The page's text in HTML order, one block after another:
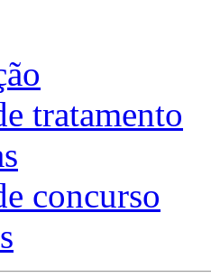
tratamento
concurso